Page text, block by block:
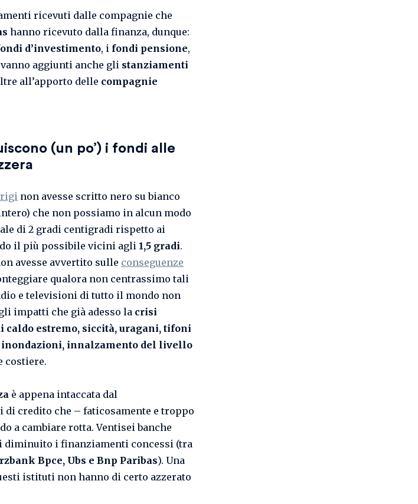
ricevuti dalle compagnie che
hanno ricevuto dalla finanza, dunque:
d’investimento, i fondi pensione,
aggiunti anche gli stanziamenti
all’apporto delle compagnie
(un po’) i fondi alle
non avesse scritto nero su bianco
che non possiamo in alcun modo
di 2 gradi centigradi rispetto ai
il più possibile vicini agli 1,5 gradi.
avesse avvertito sulle conseguenze
qualora non centrassimo tali
e televisioni di tutto il mondo non
impatti che già adesso la crisi
caldo estremo, siccità, uragani, tifoni
inondazioni, innalzamento del livello
costiere.
è appena intaccata dal
credito che – faticosamente e troppo
a cambiare rotta. Ventisei banche
diminuito i finanziamenti concessi (tra
Bpce, Ubs e Bnp Paribas). Una
istituti non hanno di certo azzerato